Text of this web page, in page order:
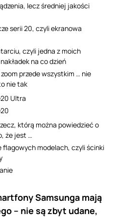
lecz średniej jakości
serii 20, czyli ekranowa
czyli jedna z moich
na co dzień
przede wszystkim … nie
nie tak
Ultra
którą można powiedzieć o
że jest …
flagowych modelach, czyli ścinki
Samsunga mają
– nie są zbyt udane,